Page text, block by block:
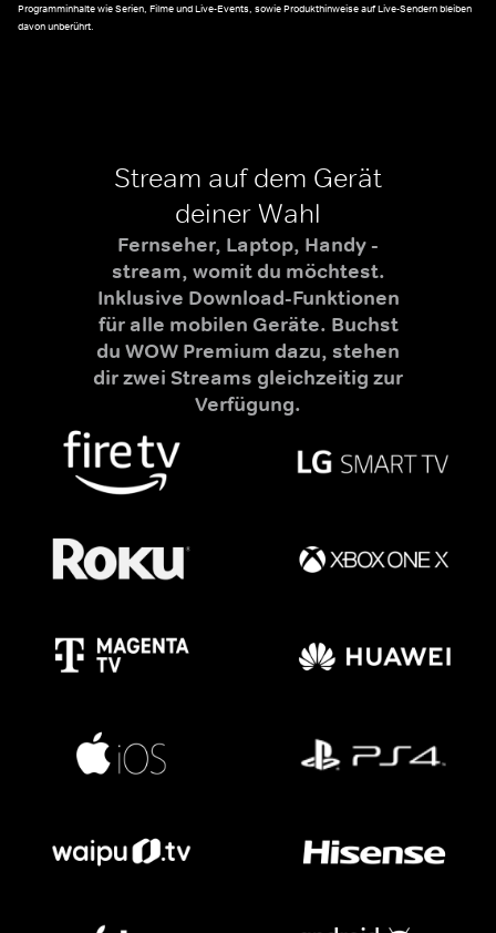
Programminhalte wie Serien, Filme und Live-Events, sowie Produkthinweise auf Live-Sendern bleiben
davon unberührt.
Stream auf dem Gerät
deiner Wahl
Fernseher, Laptop, Handy -
stream, womit du möchtest.
Inklusive Download-Funktionen
für alle mobilen Geräte. Buchst
du WOW Premium dazu, stehen
dir zwei Streams gleichzeitig zur
Verfügung.